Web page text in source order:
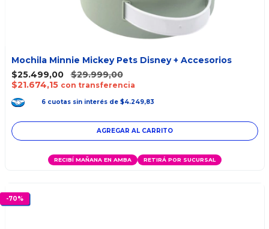
Mochila Minnie Mickey Pets Disney + Accesorios
$25.499,00
$29.999,00
$21.674,15 con transferencia
6 cuotas sin interés de $4.249,83
AGREGAR AL CARRITO
RECIBÍ MAÑANA EN AMBA RETIRÁ POR SUCURSAL
-70%